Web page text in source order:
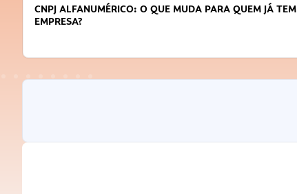
CNPJ ALFANUMÉRICO: O QUE MUDA PARA QUEM JÁ TEM
EMPRESA?